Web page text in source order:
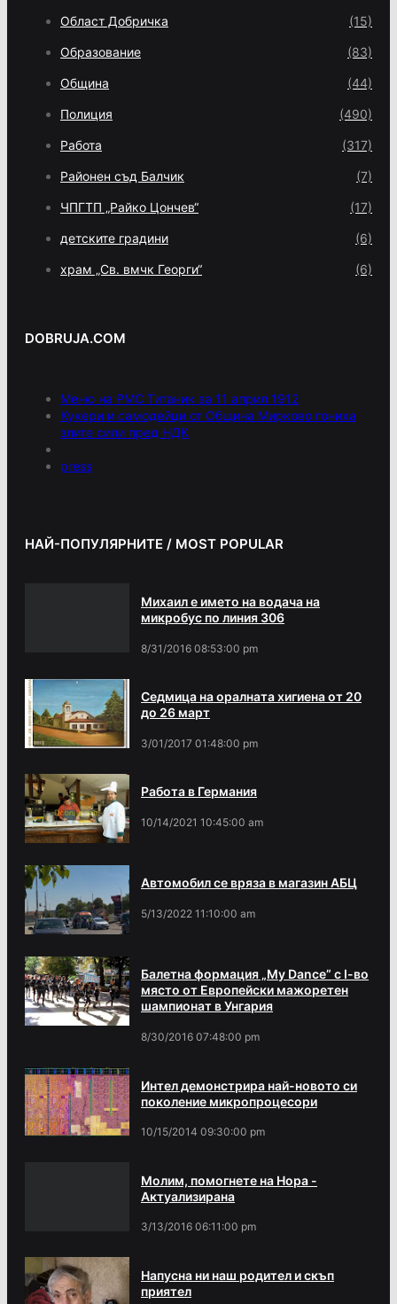
Област Добричка (15)
Образование (83)
Община (44)
Полиция (490)
Работа (317)
Районен съд Балчик (7)
ЧПГТП „Райко Цончев“ (17)
детските градини (6)
храм „Св. вмчк Георги“ (6)
DOBRUJA.COM
Меню на РМС Титаник за 11 април 1912
Кукери и самодейци от Община Мирково гониха
злите сили пред НДК
press
НАЙ-ПОПУЛЯРНИТЕ / MOST POPULAR
Михаил е името на водача на
микробус по линия 306
8/31/2016 08:53:00 pm
Седмица на оралната хигиена от 20
до 26 март
3/01/2017 01:48:00 pm
Работа в Германия
10/14/2021 10:45:00 am
Автомобил се вряза в магазин АБЦ
5/13/2022 11:10:00 am
Балетна формация „My Dance” с І-во
място от Европейски мажоретен
шампионат в Унгария
8/30/2016 07:48:00 pm
Интел демонстрира най-новото си
поколение микропроцесори
10/15/2014 09:30:00 pm
Молим, помогнете на Нора -
Актуализирана
3/13/2016 06:11:00 pm
Напусна ни наш родител и скъп
приятел